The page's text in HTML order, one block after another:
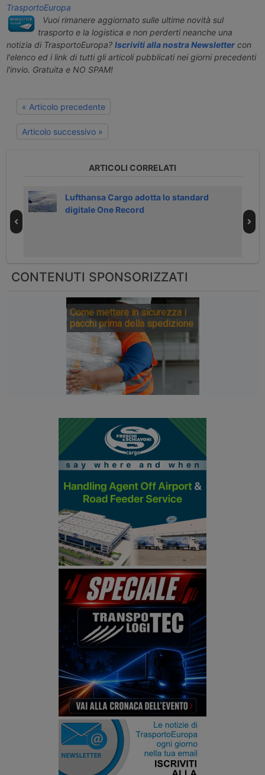
TrasportoEuropa
Vuoi rimanere aggiornato sulle ultime novità sul
trasporto e la logistica e non perderti neanche una
notizia di TrasportoEuropa? Iscriviti alla nostra Newslettercon
l'elenco ed i link di tutti gli articoli pubblicati nei giorni precedenti
l'invio. Gratuita e NO SPAM!
« Articolo precedente
Articolo successivo »
ARTICOLI CORRELATI
Lufthansa Cargo adotta lo standard
digitale One Record
CONTENUTI SPONSORIZZATI
Come mettere in sicurezza i
pacchi prima della spedizione